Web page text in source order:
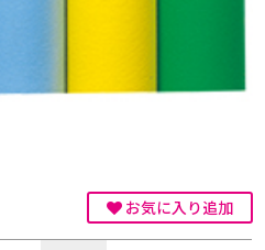
お気に入り追加